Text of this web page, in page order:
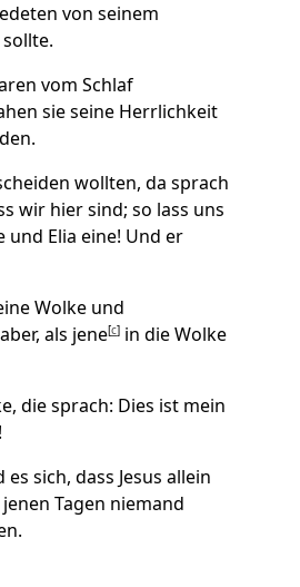
von seinem
vom Schlaf
sie seine Herrlichkeit
wollten, da sprach
wir hier sind; so lass uns
Elia eine! Und er
Wolke und
als jene[c] in die Wolke
die sprach: Dies ist mein
sich, dass Jesus allein
Tagen niemand